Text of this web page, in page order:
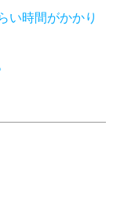
い時間がかかり